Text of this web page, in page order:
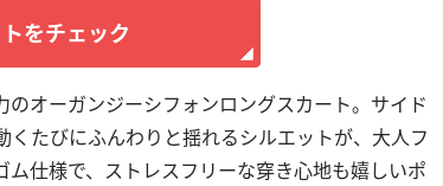
をチェック
オーガンジーシフォンロングスカート。サイド
たびにふんわりと揺れるシルエットが、大人フ
仕様で、ストレスフリーな穿き心地も嬉しいポ